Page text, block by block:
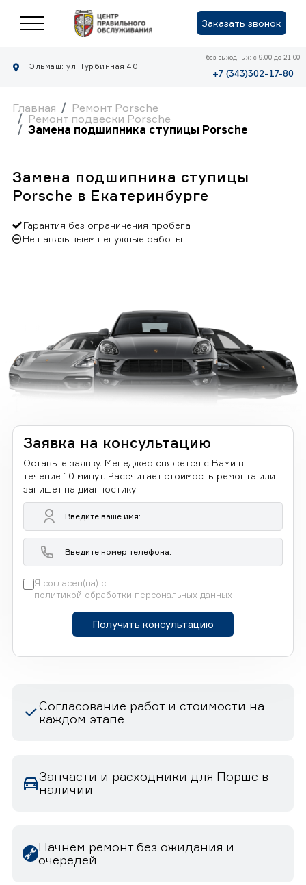
Заказать звонок
Эльмаш: ул. Турбинная 40Г
без выходных: с 9.00 до 21.00
+7 (343)302-17-80
Главная
Ремонт Porsche
Ремонт подвески Porsche
Замена подшипника ступицы Porsche
Замена подшипника ступицы
Porsche в Екатеринбурге
Гарантия без ограничения пробега
Не навязывыем ненужные работы
Заявка на консультацию
Оставьте заявку. Менеджер свяжется с Вами в
течение 10 минут. Рассчитает стоимость ремонта или
запишет на диагностику
Я согласен(на) с
политикой обработки персональных данных
Получить консультацию
Согласование работ и стоимости на
каждом этапе
Запчасти и расходники для Порше в
наличии
Начнем ремонт без ожидания и
очередей